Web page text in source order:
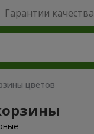
Гарантии качества
цветов